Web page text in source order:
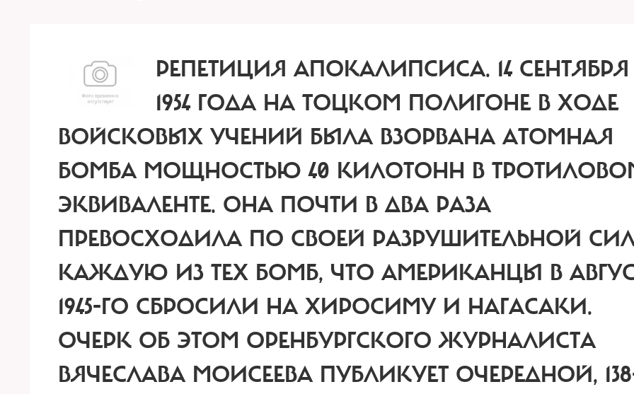
РЕПЕТИЦИЯ АПОКАЛИПСИСА. 14 СЕНТЯБРЯ
1954 ГОДА НА ТОЦКОМ ПОЛИГОНЕ В ХОДЕ
ВОЙСКОВЫХ УЧЕНИЙ БЫЛА ВЗОРВАНА АТОМНАЯ
БОМБА МОЩНОСТЬЮ 40 КИЛОТОНН В
ЭКВИВАЛЕНТЕ. ОНА ПОЧТИ В ДВА РАЗА
ПРЕВОСХОДИЛА ПО СВОЕЙ РАЗРУШИТЕЛЬНОЙ
КАЖДУЮ ИЗ ТЕХ БОМБ, ЧТО АМЕРИКАНЦЫ В
1945-ГО СБРОСИЛИ НА ХИРОСИМУ И НАГАСАКИ.
ОЧЕРК ОБ ЭТОМ ОРЕНБУРГСКОГО ЖУРНАЛИСТА
ВЯЧЕСЛАВА МОИСЕЕВА ПУБЛИКУЕТ ОЧЕРЕДНОЙ,